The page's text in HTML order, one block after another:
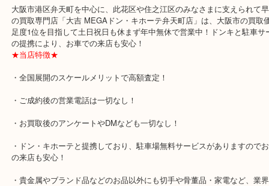
収入印紙などと違って使い道が限定されるので、取り扱わない買取
す！
一般の方がそうそう持っているものでもないですが(;^_^A
大阪市港区弁天町を中心に、此花区や住之江区のみなさまに支えら
の買取専門店「大吉 MEGAドン・キホーテ弁天町店」は、大阪市
足度1位を目指して土日祝日も休まず年中無休で営業中！ドンキと
の提携により、お車での来店も安心！
★当店特徴★